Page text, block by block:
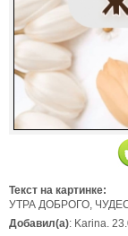
Текст на картинке:
УТРА ДОБРОГО,
Добавил(а): Karina.